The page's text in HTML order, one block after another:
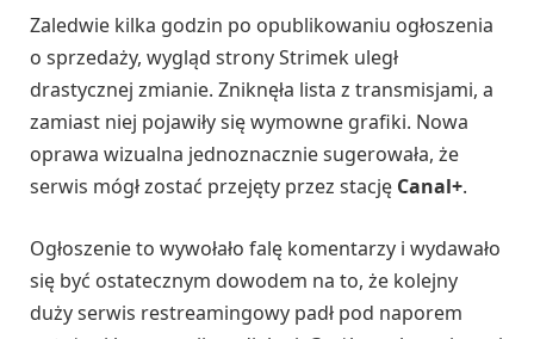
Zaledwie kilka godzin po opublikowaniu ogłoszenia
o sprzedaży, wygląd strony Strimek uległ
drastycznej zmianie. Zniknęła lista z transmisjami, a
zamiast niej pojawiły się wymowne grafiki. Nowa
oprawa wizualna jednoznacznie sugerowała, że
serwis mógł zostać przejęty przez stację Canal+.
Ogłoszenie to wywołało falę komentarzy i wydawało
się być ostatecznym dowodem na to, że kolejny
duży serwis restreamingowy padł pod naporem